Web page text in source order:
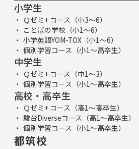
小学生
Ｑゼミ+ コース（小3～6）
ことばの学校（小1～6）
小学英語YOM-TOX（小1～6）
個別学習コース（小1～高卒生）
中学生
Ｑゼミ+ コース（中1～3）
個別学習コース（小1～高卒生）
高校・高卒生
Ｑゼミ+ コース（高1～高卒生）
駿台Diverseコース（高1～高卒生）
個別学習コース（小1～高卒生）
都筑校